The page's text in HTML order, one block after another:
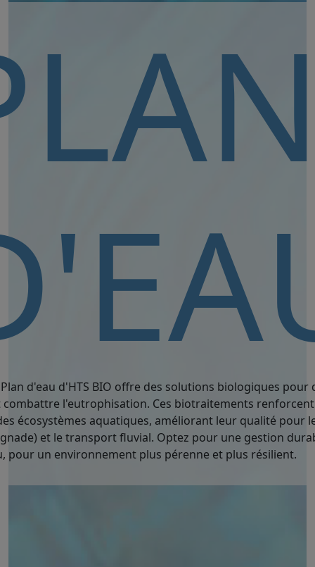
d'eau d'HTS BIO offre des solutions biologiques pour
l'eutrophisation. Ces biotraitements
écosystèmes aquatiques, améliorant leur qualité pour
et le transport fluvial. Optez pour une gestion
pour un environnement plus pérenne et plus résilient.